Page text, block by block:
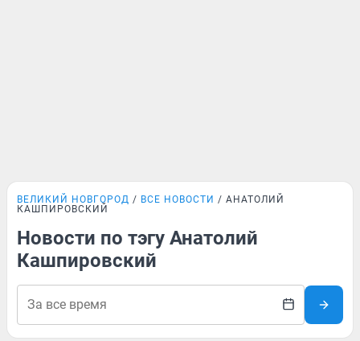
ВЕЛИКИЙ НОВГОРОД ВСЕ НОВОСТИ
АНАТОЛИЙ
КАШПИРОВСКИЙ
Новости по тэгу Анатолий
Кашпировский